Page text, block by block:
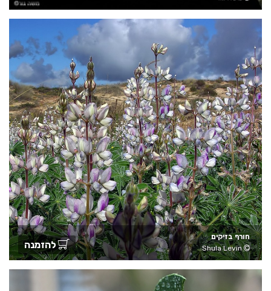
חורף בזיקים
Shula Levin
להזמנה